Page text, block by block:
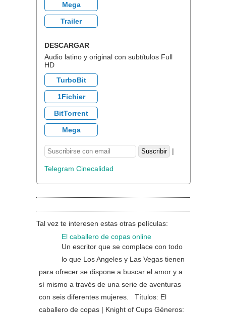
Mega
Trailer
DESCARGAR
Audio latino y original con subtítulos Full
HD
TurboBit
1Fichier
BitTorrent
Mega
|
Telegram Cinecalidad
Tal vez te interesen estas otras películas:
El caballero de copas online
Un escritor que se complace con todo
lo que Los Angeles y Las Vegas tienen
para ofrecer se dispone a buscar el amor y a
sí mismo a través de una serie de aventuras
con seis diferentes mujeres. Títulos: El
caballero de copas | Knight of Cups Géneros: